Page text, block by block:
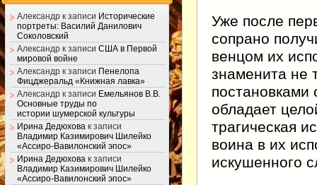
Уже после
сопрано
венцом их
знаменита не
обладает
трагическая
воина в их
искушенного
Александр к записи Исторические
портреты: Василий Данилович
Соколовский
Александр к записи США в Первой
мировой войне
Александр к записи Пенелопа
Фицджеральд «Книжная лавка»
Александр к записи Емельянов В.В.
Основные труды по
истории шумерской культуры
Ирина Дедюхова к записи
Владимир Казимирович Шилейко
«Ассиро-Вавилонский эпос»
Ирина Дедюхова к записи
Владимир Казимирович Шилейко
«Ассиро-Вавилонский эпос»